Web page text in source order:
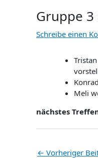
Gruppe 3
Schreibe einen
Meli
nächstes
← Vorheriger